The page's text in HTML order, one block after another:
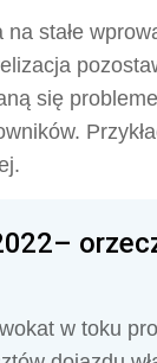
na stałe
się
w toku